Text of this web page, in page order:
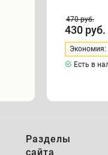
470руб.
430 руб.
Экономия:
Есть в
Разделы
сайта